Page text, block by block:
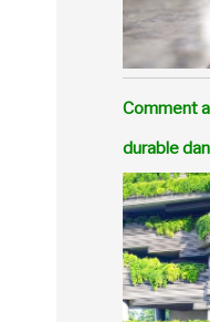
Comment
durable